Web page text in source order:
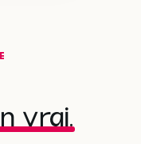
✓
vrai.